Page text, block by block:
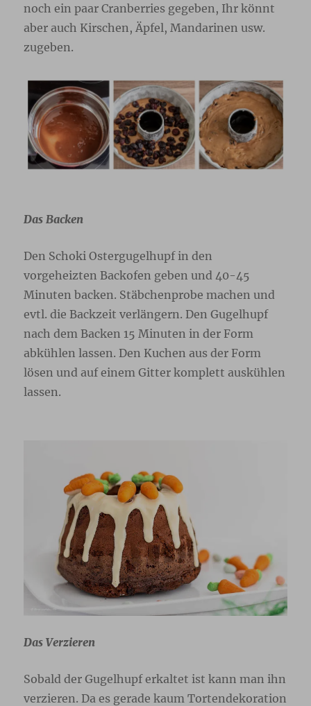
noch ein paar Cranberries gegeben, Ihr könnt
aber auch Kirschen, Äpfel, Mandarinen usw.
zugeben.
Das Backen
Den Schoki Ostergugelhupf in den
vorgeheizten Backofen geben und 40-45
Minuten backen. Stäbchenprobe machen und
evtl. die Backzeit verlängern. Den Gugelhupf
nach dem Backen 15 Minuten in der Form
abkühlen lassen. Den Kuchen aus der Form
lösen und auf einem Gitter komplett auskühlen
lassen.
Das Verzieren
Sobald der Gugelhupf erkaltet ist kann man ihn
verzieren. Da es gerade kaum Tortendekoration